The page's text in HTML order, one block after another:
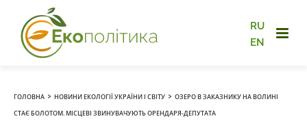
RU
EN
ГОЛОВНА › НОВИНИ ЕКОЛОГІЇ УКРАЇНИ І СВІТУ › ОЗЕРО В ЗАКАЗНИКУ НА ВОЛИНІ
СТАЄ БОЛОТОМ. МІСЦЕВІ ЗВИНУВАЧУЮТЬ ОРЕНДАРЯ-ДЕПУТАТА